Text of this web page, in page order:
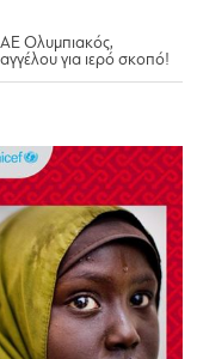
Ολυμπιακός,
για ιερό σκοπό!